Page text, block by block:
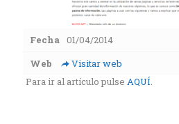
Fecha 01/04/2014
Web
Visitar web
Para ir al artículo pulse AQUÍ.